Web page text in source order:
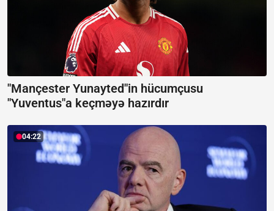
"Mançester Yunayted"in hücumçusu
"Yuventus"a keçməyə hazırdır
04:22